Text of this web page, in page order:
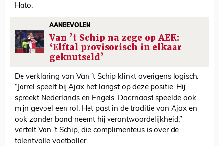
Hato.
AANBEVOLEN
Van ’t Schip na zege op AEK:
‘Elftal provisorisch in elkaar
geknutseld’
De verklaring van Van ’t Schip klinkt overigens logisch.
“Jorrel speelt bij Ajax het langst op deze positie. Hij
spreekt Nederlands en Engels. Daarnaast speelde ook
mijn gevoel een rol. Het past in de traditie van Ajax en
ook zonder band neemt hij verantwoordelijkheid,”
vertelt Van ’t Schip, die complimenteus is over de
talentvolle voetballer.